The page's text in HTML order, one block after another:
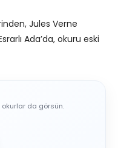
Jules Verne
Ada’da, okuru eski
okurlar da görsün.